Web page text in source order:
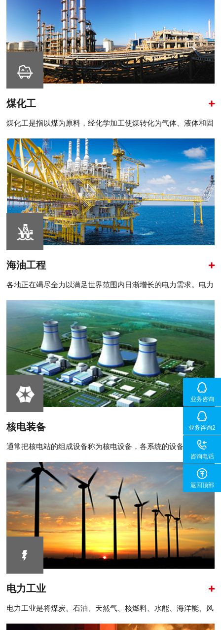
煤化工
煤化工是指以煤为原料，经化学加工使煤转化为气体、液体和固
海油工程
各地正在竭尽全力以满足世界范围内日渐增长的电力需求。电力
核电装备
通常把核电站的组成设备称为核电设备，各系统的设备约有
电力工业
电力工业是将煤炭、石油、天然气、核燃料、水能、海洋能、风
业务咨询
业务咨询2
咨询电话
返回顶部